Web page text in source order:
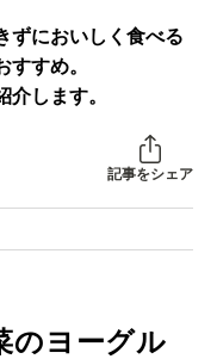
ずにおいしく食べる
すめ。
します。
記事をシェア
のヨーグル